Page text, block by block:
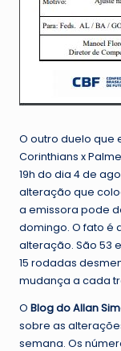
O outro duelo que
Corinthians x
19h do dia 4 de
alteração que
a emissora pode
domingo. O fato é
alteração. São 53
15 rodadas
mudança a cada
O Blog do Allan
sobre as
semana. Os